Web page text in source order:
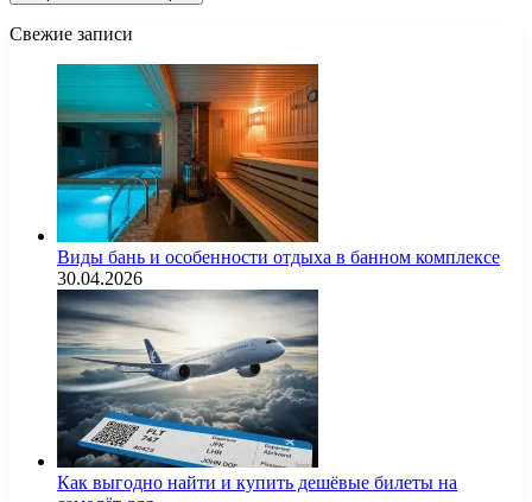
Свежие записи
Виды бань и особенности отдыха в банном комплексе
30.04.2026
Как выгодно найти и купить дешёвые билеты на